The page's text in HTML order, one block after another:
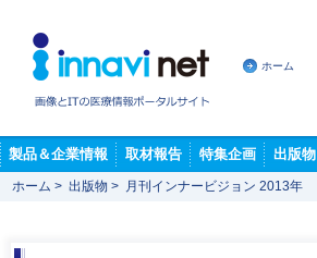
ホーム
製品＆企業情報 取材報告 特集企画 出版物
ホーム > 出版物 > 月刊インナービジョン 2013年